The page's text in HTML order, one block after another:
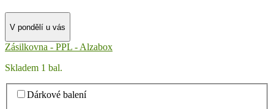
V pondělí u vás
Zásilkovna - PPL - Alzabox
Skladem 1 bal.
Dárkové balení